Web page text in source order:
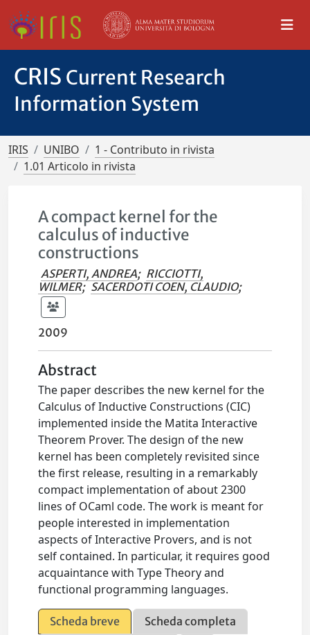
CRIS Current Research
Information System
IRIS UNIBO
1 - Contributo in rivista
1.01 Articolo in rivista
A compact kernel for the
calculus of inductive
constructions
ASPERTI, ANDREA; RICCIOTTI,
WILMER; SACERDOTI COEN, CLAUDIO;
2009
Abstract
The paper describes the new kernel for the
Calculus of Inductive Constructions (CIC)
implemented inside the Matita Interactive
Theorem Prover. The design of the new
kernel has been completely revisited since
the first release, resulting in a remarkably
compact implementation of about 2300
lines of OCaml code. The work is meant for
people interested in implementation
aspects of Interactive Provers, and is not
self contained. In particular, it requires good
acquaintance with Type Theory and
functional programming languages.
Scheda breve
Scheda completa